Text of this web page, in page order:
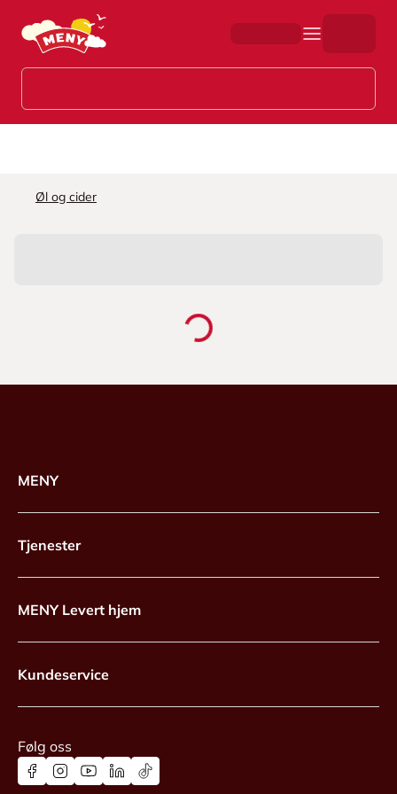
Hopp til hovedinnhold
Øl og cider
MENY
Tjenester
MENY Levert hjem
Kundeservice
Følg oss